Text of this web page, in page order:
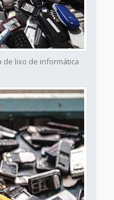
de lixo de informática